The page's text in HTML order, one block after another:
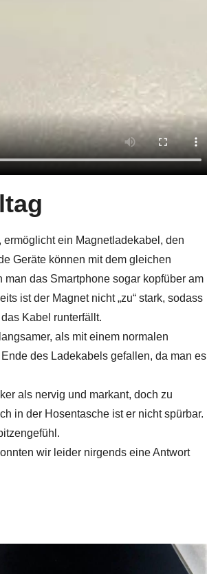
ein Magnetladekabel, den
Geräte können mit dem gleichen
das Smartphone sogar kopfüber am
ist der Magnet nicht „zu“ stark, sodass
Kabel runterfällt.
als mit einem normalen
des Ladekabels gefallen, da man es
als nervig und markant, doch zu
in der Hosentasche ist er nicht spürbar.
wir leider nirgends eine Antwort